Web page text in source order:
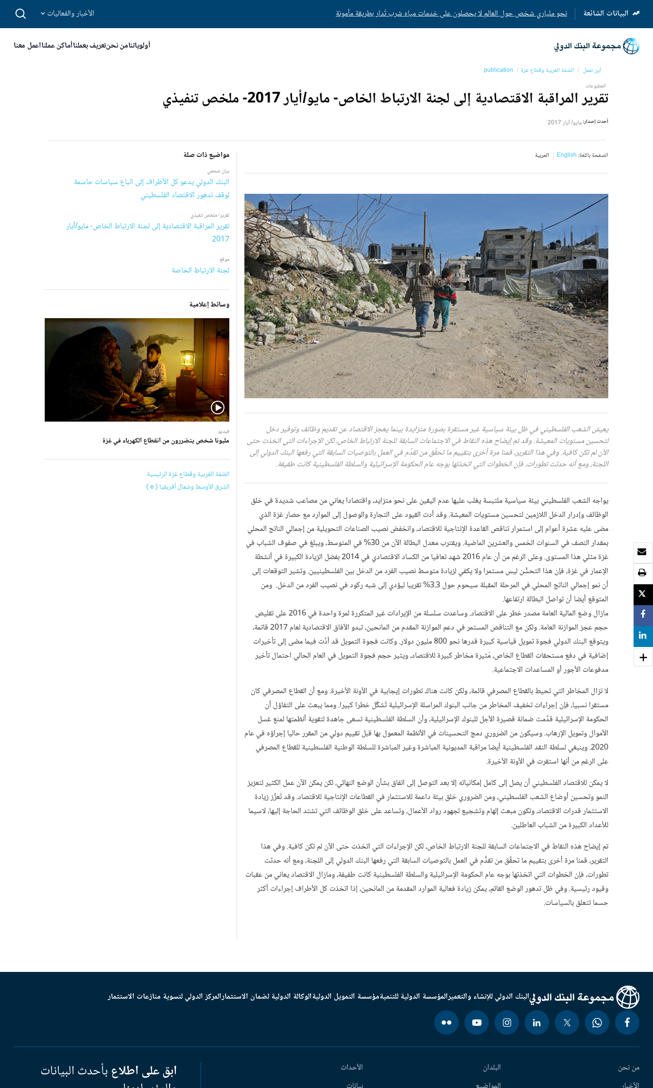
البيانات الشائعة نحو ملياري شخص حول العالم لا يحصلون على خدمات مياه شرب تُدار بطريقة مأمونة
(opens
in
a
new
الأخبار والفعاليات
أولوياتنامن نحنتعريف بعملناأماكن عملنااعمل معنا
أين نعمل الضفة الغربية وقطاع غزة publication
المطبوعات
تقرير المراقبة الاقتصادية إلى لجنة الارتباط الخاص- مايو/أيار 2017- ملخص تنفيذي
أحدث إصدار:مايو/ أيار 2017
الصفحة باللغة:English العربية
يعيش الشعب الفلسطيني في ظل بيئة سياسية غير مستقرة بصورة متزايدة بينما يعجز الاقتصاد عن تقديم وظائف وتوفير دخل
لتحسين مستويات المعيشة. وقد تم إيضاح هذه النقاط في الاجتماعات السابقة للجنة الارتباط الخاص، لكن الإجراءات التي اتخذت حتى
الآن لم تكن كافية. وفي هذا التقرير، قمنا مرة أخرى بتقييم ما تحقَّق من تقدُّم في العمل بالتوصيات السابقة التي رفعها البنك الدولي إلى
اللجنة، ومع أنه حدثت تطورات، فإن الخطوات التي اتخذتها بوجه عام الحكومة الإسرائيلية والسلطة الفلسطينية كانت طفيفة.
يواجه الشعب الفلسطيني بيئة سياسية ملتبسة يغلب عليها عدم اليقين على نحو متزايد، واقتصادا يعاني من مصاعب شديدة في خلق
الوظائف وإدرار الدخل اللازمين لتحسين مستويات المعيشة. وقد أدت القيود على التجارة والوصول إلى الموارد مع حصار غزة الذي
مضى عليه عشرة أعوام إلى استمرار تناقص القاعدة الإنتاجية للاقتصاد، وانخفض نصيب الصناعات التحويلية من إجمالي الناتج المحلي
بمقدار النصف في السنوات الخمس والعشرين الماضية. ويقترب معدل البطالة الآن من 30% في المتوسط، ويبلغ في صفوف الشباب في
غزة مثلي هذا المستوى. وعلى الرغم من أن عام 2016 شهد تعافيا من الكساد الاقتصادي في 2014 بفضل الزيادة الكبيرة في أنشطة
الإعمار في غزة، فإن هذا التحسُّن ليس مستمرا ولا يكفي لزيادة متوسط نصيب الفرد من الدخل بين الفلسطينيين. وتشير التوقعات إلى
أن نمو إجمالي الناتج المحلي في المرحلة المقبلة سيحوم حول 3.3% تقريبا ليؤدي إلى شبه ركود في نصيب الفرد من الدخل. ومن
المتوقع أيضا أن تواصل البطالة ارتفاعها.
مازال وضع المالية العامة مصدر خطر على الاقتصاد. وساعدت سلسلة من الإيرادات غير المتكررة لمرة واحدة في 2016 على تقليص
حجم عجز الموازنة العامة. ولكن مع التناقص المستمر في دعم الموازنة المقدم من المانحين، تبدو الآفاق الاقتصادية لعام 2017 قاتمة،
ويتوقع البنك الدولي فجوة تمويل قياسية كبيرة قدرها نحو 800 مليون دولار. وكانت فجوة التمويل قد أدَّت فيما مضى إلى تأخيرات
إضافية في دفع مستحقات القطاع الخاص، مُثيرة مخاطر كبيرة للاقتصاد، ويثير حجم فجوة التمويل في العام الحالي احتمال تأخير
مدفوعات الأجور أو المساعدات الاجتماعية.
لا تزال المخاطر التي تحيط بالقطاع المصرفي قائمة، ولكن كانت هناك تطورات إيجابية في الآونة الأخيرة. ومع أن القطاع المصرفي كان
مستقرا نسبيا، فإن إجراءات تخفيف المخاطر من جانب البنوك المراسلة الإسرائيلية تُشكِّل خطرا كبيرا. ومما يبعث على التفاؤل أن
الحكومة الإسرائيلية قدَّمت ضمانة قصيرة الأجل للبنوك الإسرائيلية، وأن السلطة الفلسطينية تسعى جاهدة لتقوية أنظمتها لمنع غسل
الأموال وتمويل الإرهاب. وسيكون من الضروري دمج التحسينات في الأنظمة المعمول بها قبل تقييم دولي من المقرر حاليا إجراؤه في عام
2020. وينبغي لسلطة النقد الفلسطينية أيضا مراقبة المديونية المباشرة وغير المباشرة للسلطة الوطنية الفلسطينية للقطاع المصرفي
على الرغم من أنها استقرت في الآونة الأخيرة.
لا يمكن للاقتصاد الفلسطيني أن يصل إلى كامل إمكانياته إلا بعد التوصل إلى اتفاق بشأن الوضع النهائي، لكن يمكن الآن عمل الكثير لتعزيز
النمو وتحسين أوضاع الشعب الفلسطيني، ومن الضروري خلق بيئة داعمة للاستثمار في القطاعات الإنتاجية للاقتصاد. وقد تُعزِّز زيادة
الاستثمار قدرات الاقتصاد، وتكون مبعث إلهام وتشجيع لجهود رواد الأعمال، وتساعد على خلق الوظائف التي تشتد الحاجة إليها، لاسيما
للأعداد الكبيرة من الشباب العاطلين.
تم إيضاح هذه النقاط في الاجتماعات السابقة للجنة الارتباط الخاص، لكن الإجراءات التي اتخذت حتى الآن لم تكن كافية. وفي هذا
التقرير، قمنا مرة أخرى بتقييم ما تحقَّق من تقدُّم في العمل بالتوصيات السابقة التي رفعها البنك الدولي إلى اللجنة، ومع أنه حدثت
تطورات، فإن الخطوات التي اتخذتها بوجه عام الحكومة الإسرائيلية والسلطة الفلسطينية كانت طفيفة، ومازال الاقتصاد يعاني من عقبات
وقيود رئيسية. وفي ظل تدهور الوضع القائم، يمكن زيادة فعالية الموارد المقدمة من المانحين، إذا اتخذت كل الأطراف إجراءات أكثر
حسما تتعلق بالسياسات.
مواضيع ذات صلة
بيان صحفي
البنك الدولي يدعو كل الأطراف إلى اتباع سياسات حاسمة
لوقف تدهور الاقتصاد الفلسطيني
تقرير- ملخص تنفيذي
تقرير المراقبة الاقتصادية إلى لجنة الارتباط الخاص- مايو/أيار
2017
موقع
لجنة الارتباط الخاصة
وسائط إعلامية
V
i
e
o
فيديو
مليونا شخص يتضررون من انقطاع الكهرباء في غزة
الضفة الغربية وقطاع غزة الرئيسية
الشرق الأوسط وشمال أفريقيا ( e )
البنك الدولي للإنشاء والتعميرالمؤسسة الدولية للتنميةمؤسسة التمويل الدوليةالوكالة الدولية لضمان الاستثمارالمركز الدولي لتسوية منازعات الاستثمار
من نحن
البلدان
الأحداث
ابق على اطلاع بأحدث البيانات